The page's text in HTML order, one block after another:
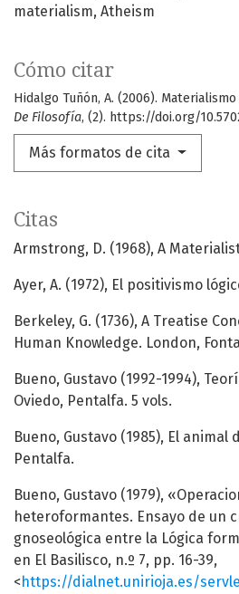
materialism Atheism
Cómo citar
Hidalgo Tuñón, A. (2006).
De Filosofía, (2). https://doi.org/
Más formatos de cita
Citas
Armstrong, D. (1968), A
Ayer, A. (1972), El positivismo
Berkeley, G. (1736), A Treatise
Human Knowledge. London,
Bueno, Gustavo (1992-1994),
Oviedo, Pentalfa. 5 vols.
Bueno, Gustavo (1985), El animal
Pentalfa.
Bueno, Gustavo (1979),
heteroformantes. Ensayo de un
gnoseológica entre la Lógica
en El Basilisco, n.º 7, pp. 16-39,
<https://dialnet.unirioja.es/